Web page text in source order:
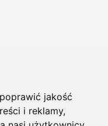
jakość
i reklamy,